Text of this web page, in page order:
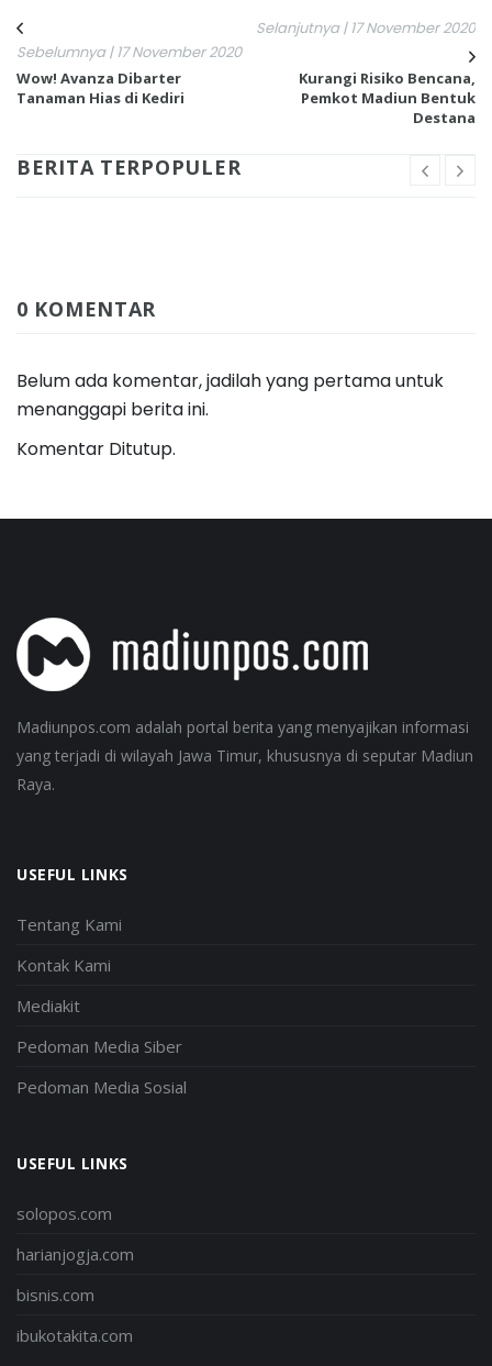
Sebelumnya | 17 November 2020
Wow! Avanza Dibarter
Tanaman Hias di Kediri
Selanjutnya | 17 November 2020
Kurangi Risiko Bencana,
Pemkot Madiun Bentuk
Destana
BERITA TERPOPULER
0 KOMENTAR
Belum ada komentar, jadilah yang pertama untuk
menanggapi berita ini.
Komentar Ditutup.
Madiunpos.com adalah portal berita yang menyajikan informasi
yang terjadi di wilayah Jawa Timur, khususnya di seputar Madiun
Raya.
USEFUL LINKS
Tentang Kami
Kontak Kami
Mediakit
Pedoman Media Siber
Pedoman Media Sosial
USEFUL LINKS
solopos.com
harianjogja.com
bisnis.com
ibukotakita.com